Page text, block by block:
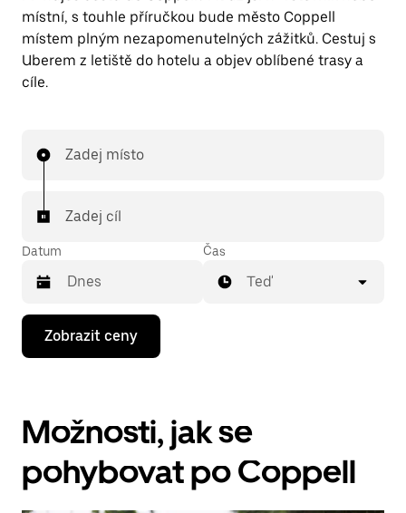
místní, s touhle příručkou bude město Coppell
místem plným nezapomenutelných zážitků. Cestuj s
Uberem z letiště do hotelu a objev oblíbené trasy a
cíle.
Zadej místo
Zadej cíl
Datum
Stisknutím
klávesy
se
kalendář
a můžeš
datum.
Stisknutím
Čas
Teď
Zobrazit ceny
Možnosti, jak se
pohybovat po Coppell